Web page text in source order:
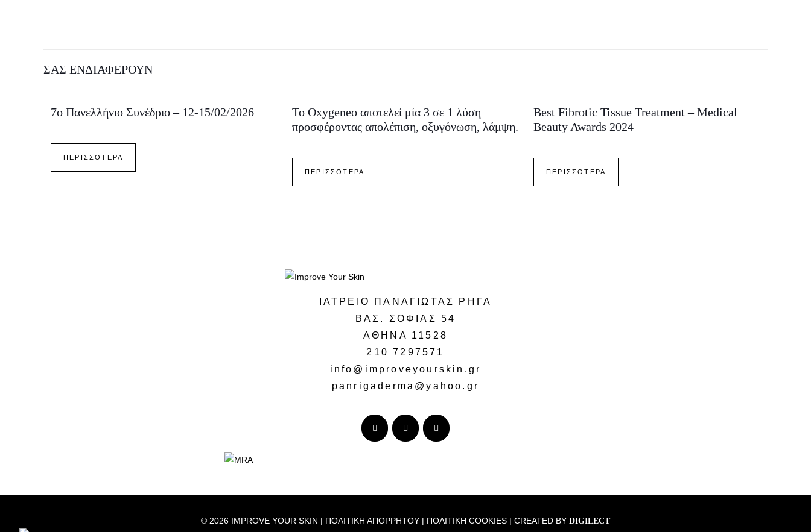
ΣΑΣ ΕΝΔΙΑΦΕΡΟΥΝ
7o Πανελλήνιο Συνέδριο – 12-15/02/2026
ΠΕΡΙΣΣΟΤΕΡΑ
Το Oxygeneo αποτελεί μία 3 σε 1 λύση
προσφέροντας απολέπιση, οξυγόνωση, λάμψη.
ΠΕΡΙΣΣΟΤΕΡΑ
Best Fibrotic Tissue Treatment – Medical
Beauty Awards 2024
ΠΕΡΙΣΣΟΤΕΡΑ
ΙΑΤΡΕΙΟ ΠΑΝΑΓΙΩΤΑΣ ΡΗΓΑ
ΒΑΣ. ΣΟΦΙΑΣ 54
ΑΘΗΝΑ 11528
210 7297571
info@improveyourskin.gr
panrigaderma@yahoo.gr
© 2026 IMPROVE YOUR SKIN | ΠΟΛΙΤΙΚΗ ΑΠΟΡΡΗΤΟΥ | ΠΟΛΙΤΙΚΗ COOKIES | CREATED BY DIGILECT